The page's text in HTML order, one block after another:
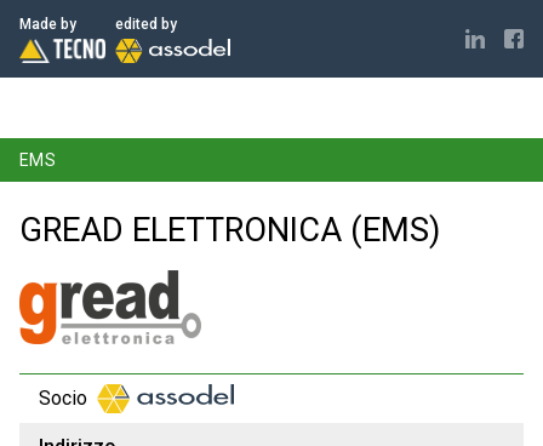
Made by edited by
ELECTRONICS MADE IN ITALY
EMS
GREAD ELETTRONICA (EMS)
Socio